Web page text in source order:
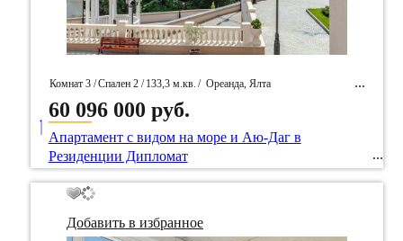
Комнат 3 /Спален 2 / 133,3 м.кв. / Ореанда, Ялта
/ Идентификатор собственность 66234
60 096 000 руб.
____
Апартамент с видом на море и Аю-Даг в
Резиденции Дипломат
Добавить в избранное